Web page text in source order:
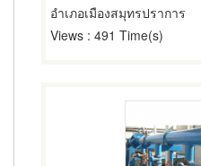
อำเภอเมืองสมุทรปราการ
Views : 491 Time(s)